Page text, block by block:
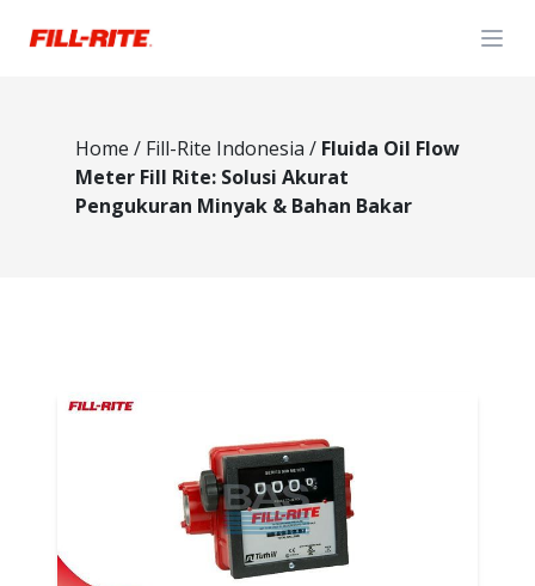
Home / Fill-Rite Indonesia / Fluida Oil Flow
Meter Fill Rite: Solusi Akurat
Pengukuran Minyak & Bahan Bakar